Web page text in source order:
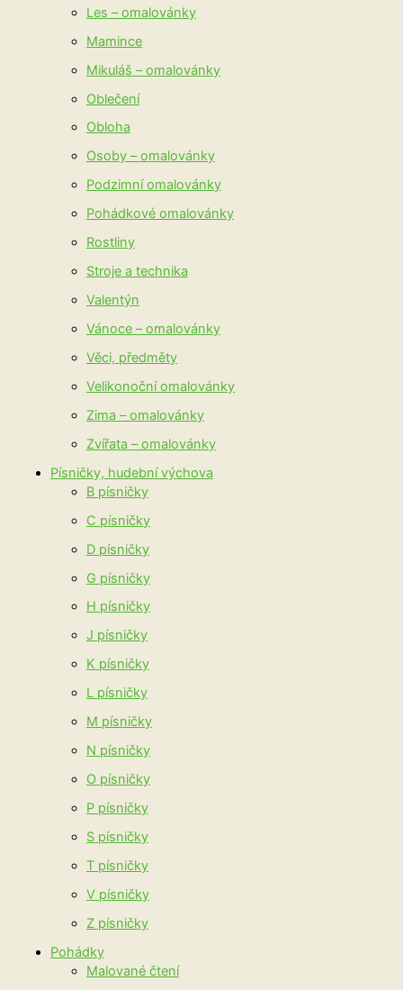
Les – omalovánky
Mamince
Mikuláš – omalovánky
Oblečení
Obloha
Osoby – omalovánky
Podzimní omalovánky
Pohádkové omalovánky
Rostliny
Stroje a technika
Valentýn
Vánoce – omalovánky
Věci, předměty
Velikonoční omalovánky
Zima – omalovánky
Zvířata – omalovánky
Písničky, hudební výchova
B písničky
C písničky
D písničky
G písničky
H písničky
J písničky
K písničky
L písničky
M písničky
N písničky
O písničky
P písničky
S písničky
T písničky
V písničky
Z písničky
Pohádky
Malované čtení